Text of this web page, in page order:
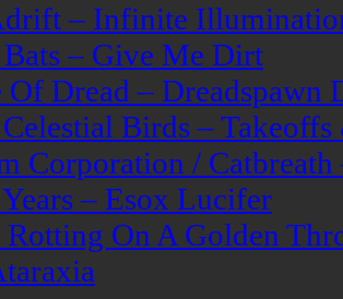
– Infinite
Bats – Give Me Dirt
Of Dread – Dreadspawn
Birds –
Corporation /
– Esox Lucifer
Rotting On A Golden